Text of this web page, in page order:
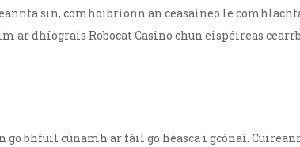
sin, comhoibríonn an ceasaíneo le
ar dhíograis Robocat Casino chun eispéireas
bhfuil cúnamh ar fáil go héasca i gcónaí.